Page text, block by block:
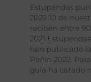
Estupendas
2022 10 de
reciben entre
2021
han publicado
Peñín 2022.
guía ha catado